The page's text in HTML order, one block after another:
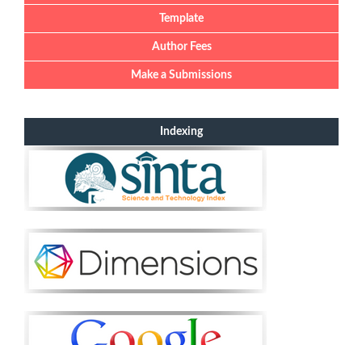
Template
Author Fees
Make a Submissions
Indexing